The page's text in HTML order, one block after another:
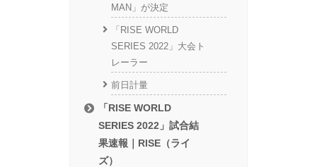
MAN」が決定
「RISE WORLD
SERIES 2022」大会ト
レーラー
前日計量
「RISE WORLD
SERIES 2022」試合結
果速報｜RISE（ライ
ズ）